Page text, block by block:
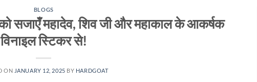
BLOGS
सजाएँ महादेव, शिव जी और महाकाल के आकर्षक
विनाइल स्टिकर से!
ON JANUARY 12, 2025 BY HARDGOAT